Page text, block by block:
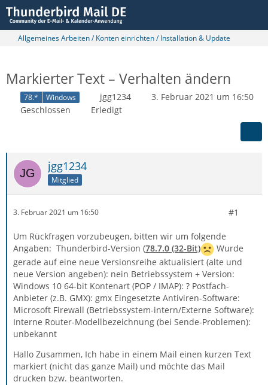
Allgemeines Arbeiten / Konten einrichten / Installation & Update
Markierter Text – Verhalten ändern
78.* Windows jgg1234
3. Februar 2021 um 16:50
Geschlossen
Erledigt
jgg1234
Mitglied
3. Februar 2021 um 16:50 #1
Um Rückfragen vorzubeugen, bitten wir um folgende
Angaben: Thunderbird-Version (78.7.0 (32-Bit)
Wurde
gerade auf eine neue Versionsreihe aktualisiert (alte und
neue Version angeben): nein Betriebssystem + Version:
Windows 10 64-bit Kontenart (POP / IMAP): ? Postfach-
Anbieter (z.B. GMX): gmx Eingesetzte Antiviren-Software:
Microsoft Firewall (Betriebssystem-intern/Externe Software):
Interne Router-Modellbezeichnung (bei Sende-Problemen):
unbekannt
Hallo Zusammen, Ich habe in einem Mail einen kurzen Text
markiert (nicht das ganze Mail) und möchte das Mail
drucken bzw. beantworten.